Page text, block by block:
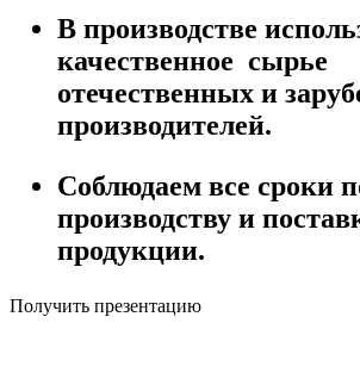
В производстве
качественное сырье
отечественных и
производителей.
Соблюдаем все сроки
производству и
продукции.
Получить презентацию